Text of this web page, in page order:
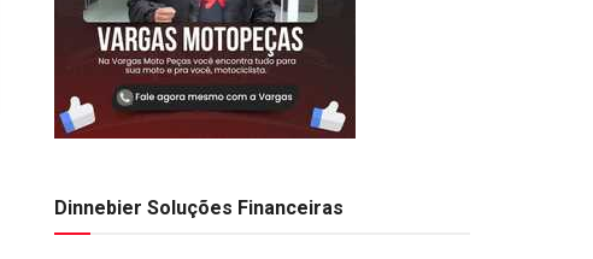
Dinnebier Soluções Financeiras